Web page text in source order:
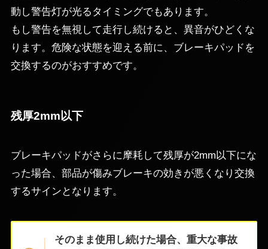
動し警告灯が光るタイミングでもあります。
もし警告を無視して走行し続けると、異音がひどくな
ります。危険な状態を迎える前に、ブレーキパッドを
交換するのがおすすめです。
残厚2mm以下
ブレーキパッドがさらに摩耗して残厚が2mm以下にな
った場合、部品が傷みブレーキの効きが悪くなり交換
するサインとなります。
そのまま使用し続けた場合、重大な事故